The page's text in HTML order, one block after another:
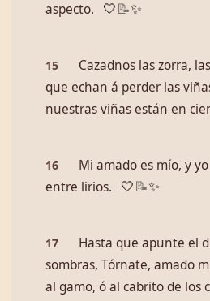
aspecto.
🤍 📝✨
15
Cazadnos las zorra,
que echan á perder las
nuestras viñas están en
16
Mi amado es mío, y
entre lirios.
🤍 📝✨
17
Hasta que apunte el
sombras, Tórnate, amado
al gamo, ó al cabrito de los